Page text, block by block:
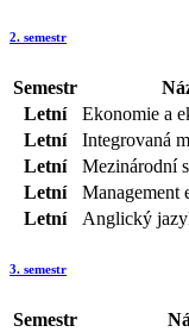
2. semestr
Semestr
Letní
Ekonomie a
Letní
Integrovaná
Letní
Mezinárodní
Letní
Management
Letní
Anglický
3. semestr
Semestr